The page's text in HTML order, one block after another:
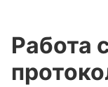
Работа